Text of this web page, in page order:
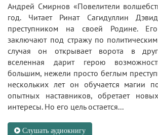
Андрей Смирнов «Повелители
год. Читает Ринат Cагидуллин
преступником на своей Родине.
заключают под стражу по
случая он открывает ворота в
вселенная дарит герою
большим, нежели просто беглым
нескольких лет он обучается магии
опытных наставников, обретает
интересы. Но его цель остается...
Слушать аудиокнигу